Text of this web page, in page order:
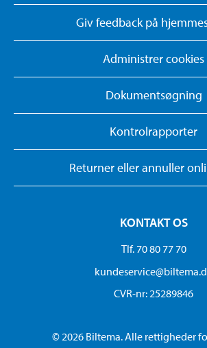
Giv feedback på
Administrer cookies
Dokumentsøgning
Kontrolrapporter
Returner eller annuller
KONTAKT OS
Tlf. 70 80 77 70
CVR-nr: 25289846
© 2026 Biltema. Alle rettigheder